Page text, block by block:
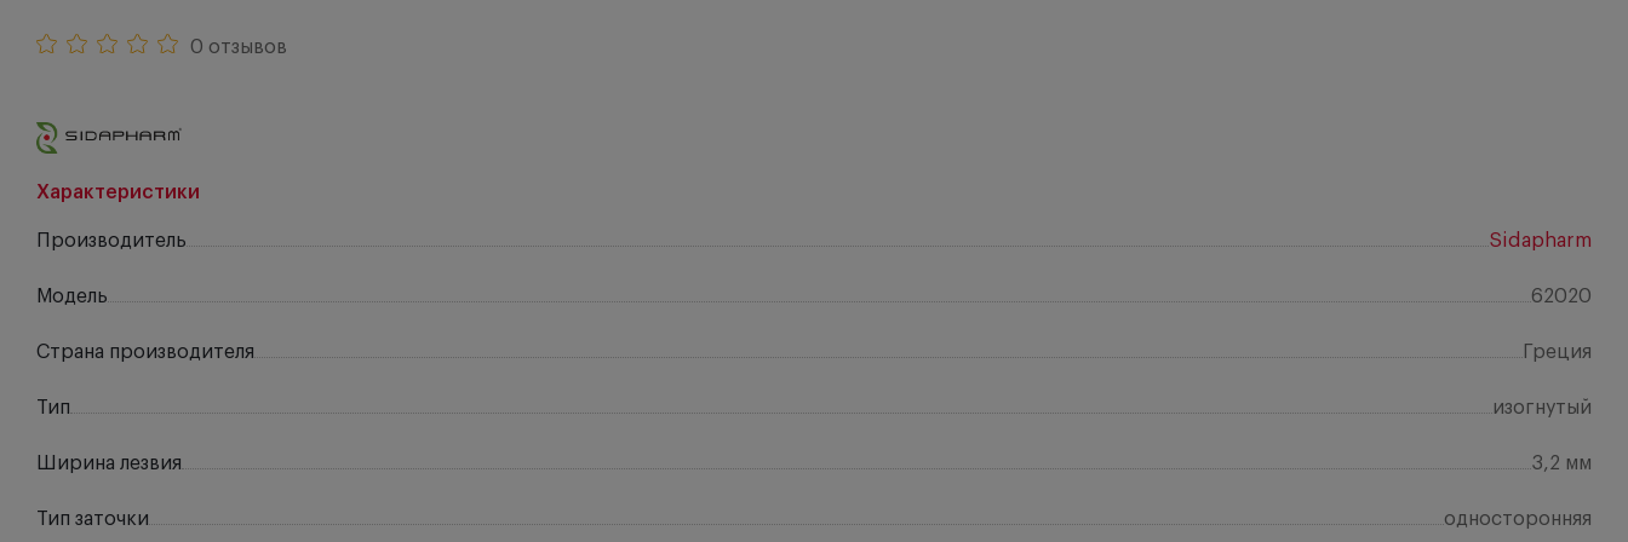
0 отзывов
Характеристики
Производитель Sidapharm
Модель 62020
Страна производителя Греция
Тип изогнутый
Ширина лезвия 3,2 мм
Тип заточки односторонняя